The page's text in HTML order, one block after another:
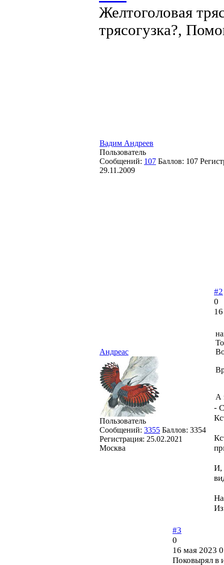
Желтоголовая
трясогузка?,
Вадим Андреев
Пользователь
Сообщений: 107 Баллов: 107
29.11.2009
Андреас
Пользователь
Сообщений: 3355 Баллов: 3354
Регистрация: 25.02.2021
Москва
#2
0
А
-
И,
#3
0
16 мая 2023
Поковырял в